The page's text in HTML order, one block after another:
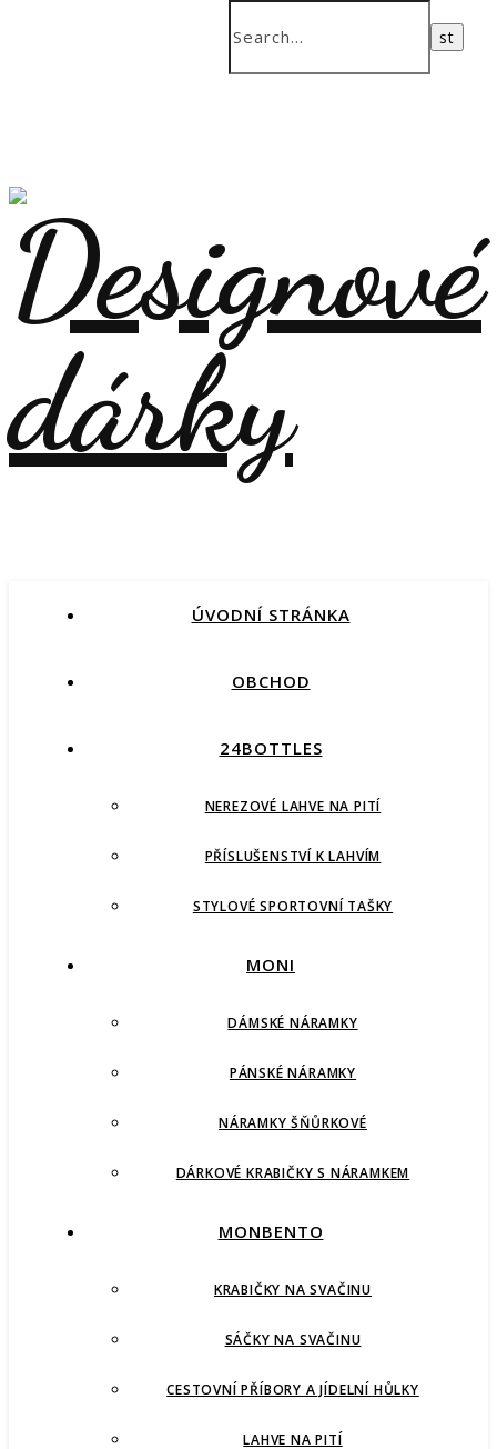
ÚVODNÍ STRÁNKA
OBCHOD
24BOTTLES
NEREZOVÉ LAHVE NA PITÍ
PŘÍSLUŠENSTVÍ K LAHVÍM
STYLOVÉ SPORTOVNÍ TAŠKY
MONI
DÁMSKÉ NÁRAMKY
PÁNSKÉ NÁRAMKY
NÁRAMKY ŠŇŮRKOVÉ
DÁRKOVÉ KRABIČKY S NÁRAMKEM
MONBENTO
KRABIČKY NA SVAČINU
SÁČKY NA SVAČINU
CESTOVNÍ PŘÍBORY A JÍDELNÍ HŮLKY
LAHVE NA PITÍ